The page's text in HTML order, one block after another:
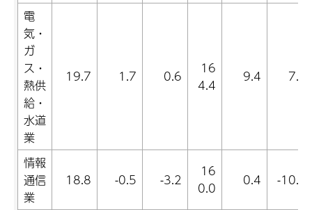
電
気・
ガ
ス・
熱供
給・
水道
業
19.7 1.7 0.6
16
4.4
9.4 7.4
情報
通信
業
18.8 -0.5 -3.2
16
0.0
0.4 -10.0